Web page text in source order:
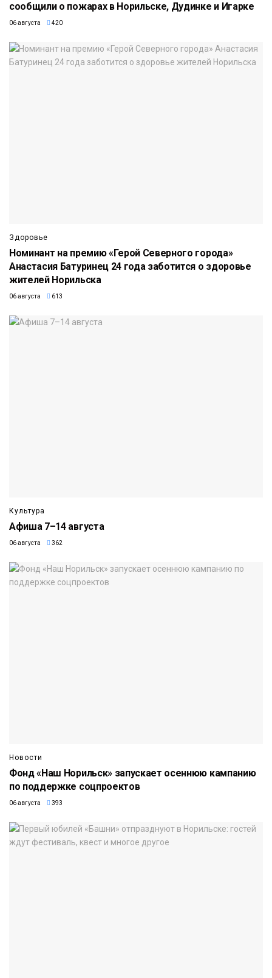
сообщили о пожарах в Норильске, Дудинке и Игарке
06 августа 420
Здоровье
Номинант на премию «Герой Северного города»
Анастасия Батуринец 24 года заботится о здоровье
жителей Норильска
06 августа 613
Культура
Афиша 7–14 августа
06 августа 362
Новости
Фонд «Наш Норильск» запускает осеннюю кампанию
по поддержке соцпроектов
06 августа 393